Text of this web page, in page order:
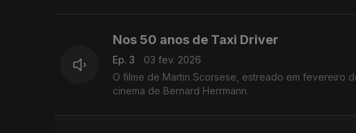
Nos 50 anos de Taxi Driver
Ep. 3
03 fev. 2026
O filme de Martin Scorsese, estreado em fevereiro
cinema de Bernard Herrmann.